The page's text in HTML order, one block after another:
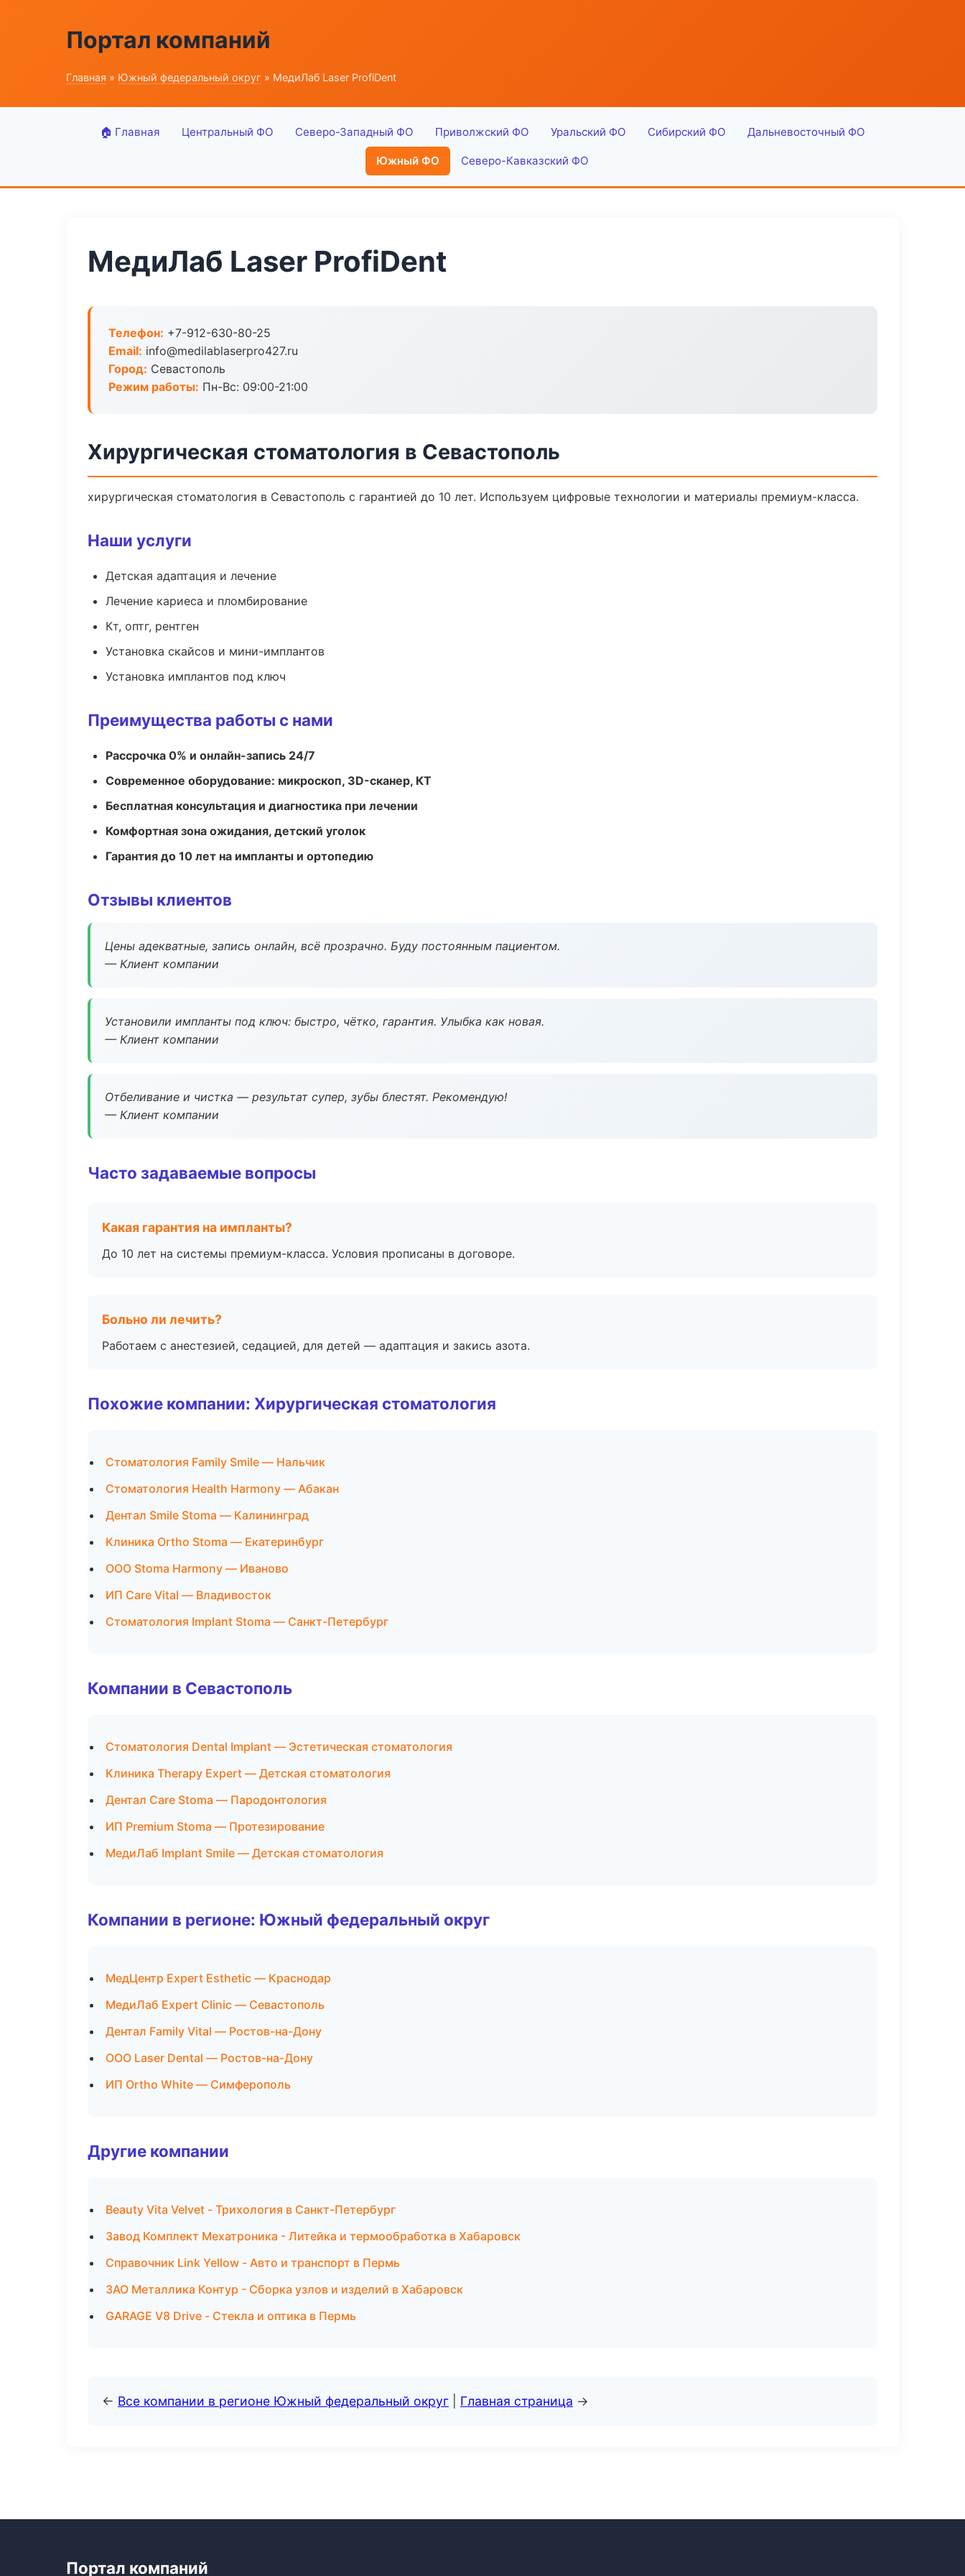
Портал компаний
Главная » Южный федеральный округ » МедиЛаб Laser ProfiDent
🏠 Главная Центральный ФО Северо-Западный ФО Приволжский ФО Уральский ФО Сибирский ФО Дальневосточный ФО
Южный ФО Северо-Кавказский ФО
МедиЛаб Laser ProfiDent
Телефон: +7-912-630-80-25
Email: info@medilablaserpro427.ru
Город: Севастополь
Режим работы: Пн-Вс: 09:00-21:00
Хирургическая стоматология в Севастополь
хирургическая стоматология в Севастополь с гарантией до 10 лет. Используем цифровые технологии и материалы премиум-класса.
Наши услуги
Детская адаптация и лечение
Лечение кариеса и пломбирование
Кт, оптг, рентген
Установка скайсов и мини-имплантов
Установка имплантов под ключ
Преимущества работы с нами
Рассрочка 0% и онлайн-запись 24/7
Современное оборудование: микроскоп, 3D-сканер, КТ
Бесплатная консультация и диагностика при лечении
Комфортная зона ожидания, детский уголок
Гарантия до 10 лет на импланты и ортопедию
Отзывы клиентов
Цены адекватные, запись онлайн, всё прозрачно. Буду постоянным пациентом.
— Клиент компании
Установили импланты под ключ: быстро, чётко, гарантия. Улыбка как новая.
— Клиент компании
Отбеливание и чистка — результат супер, зубы блестят. Рекомендую!
— Клиент компании
Часто задаваемые вопросы
Какая гарантия на импланты?
До 10 лет на системы премиум-класса. Условия прописаны в договоре.
Больно ли лечить?
Работаем с анестезией, седацией, для детей — адаптация и закись азота.
Похожие компании: Хирургическая стоматология
Стоматология Family Smile — Нальчик
Стоматология Health Harmony — Абакан
Дентал Smile Stoma — Калининград
Клиника Ortho Stoma — Екатеринбург
ООО Stoma Harmony — Иваново
ИП Care Vital — Владивосток
Стоматология Implant Stoma — Санкт-Петербург
Компании в Севастополь
Стоматология Dental Implant — Эстетическая стоматология
Клиника Therapy Expert — Детская стоматология
Дентал Care Stoma — Пародонтология
ИП Premium Stoma — Протезирование
МедиЛаб Implant Smile — Детская стоматология
Компании в регионе: Южный федеральный округ
МедЦентр Expert Esthetic — Краснодар
МедиЛаб Expert Clinic — Севастополь
Дентал Family Vital — Ростов-на-Дону
ООО Laser Dental — Ростов-на-Дону
ИП Ortho White — Симферополь
Другие компании
Beauty Vita Velvet - Трихология в Санкт-Петербург
Завод Комплект Мехатроника - Литейка и термообработка в Хабаровск
Справочник Link Yellow - Авто и транспорт в Пермь
ЗАО Металлика Контур - Сборка узлов и изделий в Хабаровск
GARAGE V8 Drive - Стекла и оптика в Пермь
← Все компании в регионе Южный федеральный округ Главная страница →
Портал компаний